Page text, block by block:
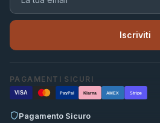
Iscriviti
PAGAMENTI SICURI
VISA PayPal Klarna AMEX Stripe
Pagamento Sicuro